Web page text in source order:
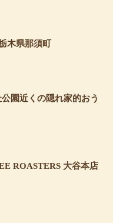
木県那須町
園近くの隠れ家的おう
ROASTERS 大谷本店